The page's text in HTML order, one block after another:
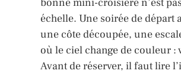
échelle. Une soirée de départ
une côte découpée, une
où le ciel change de couleur :
Avant de réserver, il faut lire